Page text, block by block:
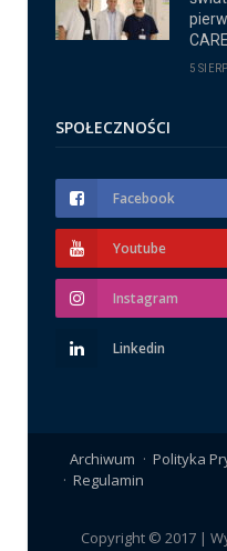
CARE
5
SPOŁECZNOŚCI
Facebook
Youtube
Instagram
Linkedin
Archiwum Polityka
Regulamin
Copyright © 2017 |